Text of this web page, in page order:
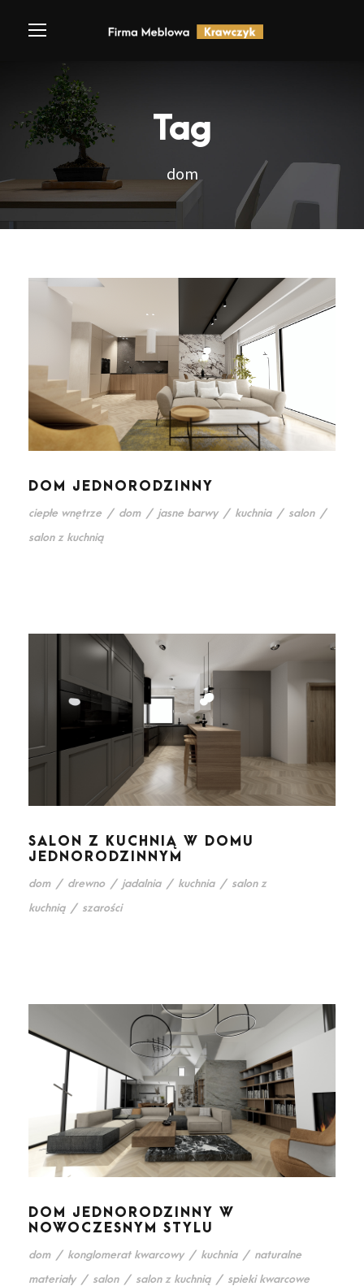
Tag
dom
DOM JEDNORODZINNY
ciepłe wnętrze / dom / jasne barwy / kuchnia / salon /
salon z kuchnią
SALON Z KUCHNIĄ W DOMU
JEDNORODZINNYM
dom / drewno / jadalnia / kuchnia / salon z
kuchnią / szarości
DOM JEDNORODZINNY W
NOWOCZESNYM STYLU
dom / konglomerat kwarcowy / kuchnia / naturalne
materiały / salon / salon z kuchnią / spieki kwarcowe